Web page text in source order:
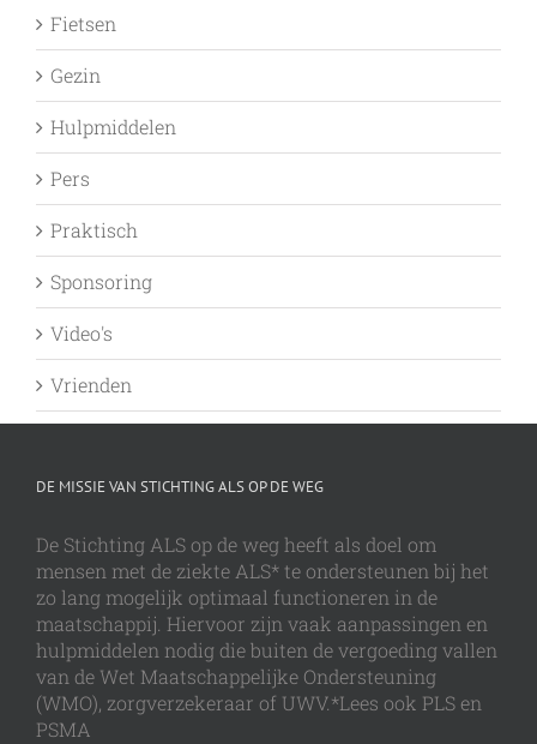
Fietsen
Gezin
Hulpmiddelen
Pers
Praktisch
Sponsoring
Video's
Vrienden
DE MISSIE VAN STICHTING ALS OP DE WEG
De Stichting ALS op de weg heeft als doel om
mensen met de ziekte ALS* te ondersteunen bij het
zo lang mogelijk optimaal functioneren in de
maatschappij. Hiervoor zijn vaak aanpassingen en
hulpmiddelen nodig die buiten de vergoeding vallen
van de Wet Maatschappelijke Ondersteuning
(WMO), zorgverzekeraar of UWV.*Lees ook PLS en
PSMA